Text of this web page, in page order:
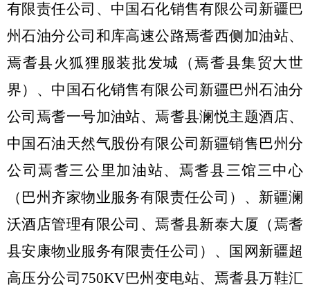
有限责任公司、中国石化销售有限公司新疆巴
州石油分公司和库高速公路焉耆西侧加油站、
焉耆县火狐狸服装批发城（焉耆县集贸大世
界）、中国石化销售有限公司新疆巴州石油分
公司焉耆一号加油站、焉耆县澜悦主题酒店、
中国石油天然气股份有限公司新疆销售巴州分
公司焉耆三公里加油站、焉耆县三馆三中心
（巴州齐家物业服务有限责任公司）、新疆澜
沃酒店管理有限公司、焉耆县新泰大厦（焉耆
县安康物业服务有限责任公司）、国网新疆超
高压分公司 750KV巴州变电站、焉耆县万鞋汇